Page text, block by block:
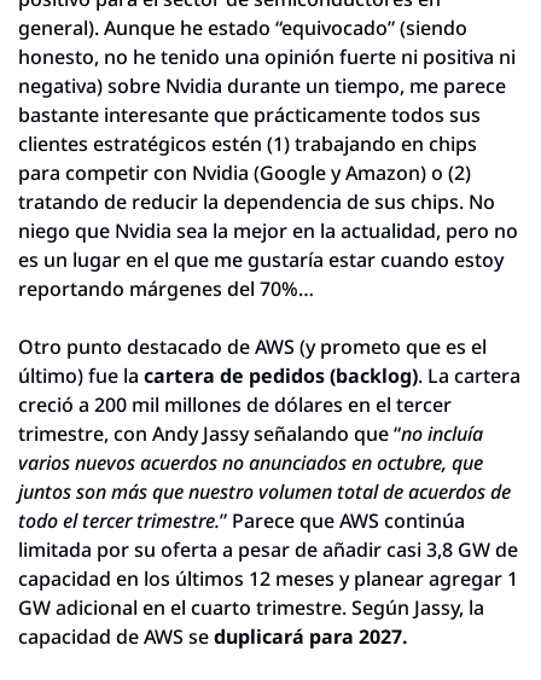
general). Aunque he estado “equivocado” (siendo
honesto, no he tenido una opinión fuerte ni positiva ni
negativa) sobre Nvidia durante un tiempo, me parece
bastante interesante que prácticamente todos sus
clientes estratégicos estén (1) trabajando en chips
para competir con Nvidia (Google y Amazon) o (2)
tratando de reducir la dependencia de sus chips. No
niego que Nvidia sea la mejor en la actualidad, pero no
es un lugar en el que me gustaría estar cuando estoy
reportando márgenes del 70%…
Otro punto destacado de AWS (y prometo que es el
último) fue la cartera de pedidos (backlog). La cartera
creció a 200 mil millones de dólares en el tercer
trimestre, con Andy Jassy señalando que “no incluía
varios nuevos acuerdos no anunciados en octubre, que
juntos son más que nuestro volumen total de acuerdos de
todo el tercer trimestre.” Parece que AWS continúa
limitada por su oferta a pesar de añadir casi 3,8 GW de
capacidad en los últimos 12 meses y planear agregar 1
GW adicional en el cuarto trimestre. Según Jassy, la
capacidad de AWS se duplicará para 2027.